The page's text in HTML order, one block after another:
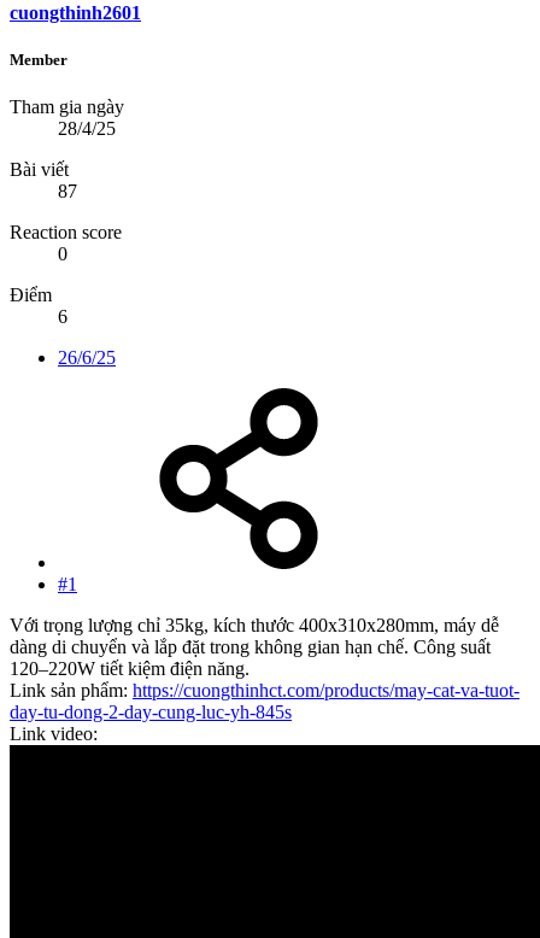
cuongthinh2601
Member
Tham gia ngày
28/4/25
Bài viết
87
Reaction score
0
Điểm
6
26/6/25
#1
Với trọng lượng chỉ 35kg, kích thước 400x310x280mm, máy dễ
dàng di chuyển và lắp đặt trong không gian hạn chế. Công suất
120–220W tiết kiệm điện năng.
Link sản phẩm: https://cuongthinhct.com/products/may-cat-va-tuot-
day-tu-dong-2-day-cung-luc-yh-845s
Link video: